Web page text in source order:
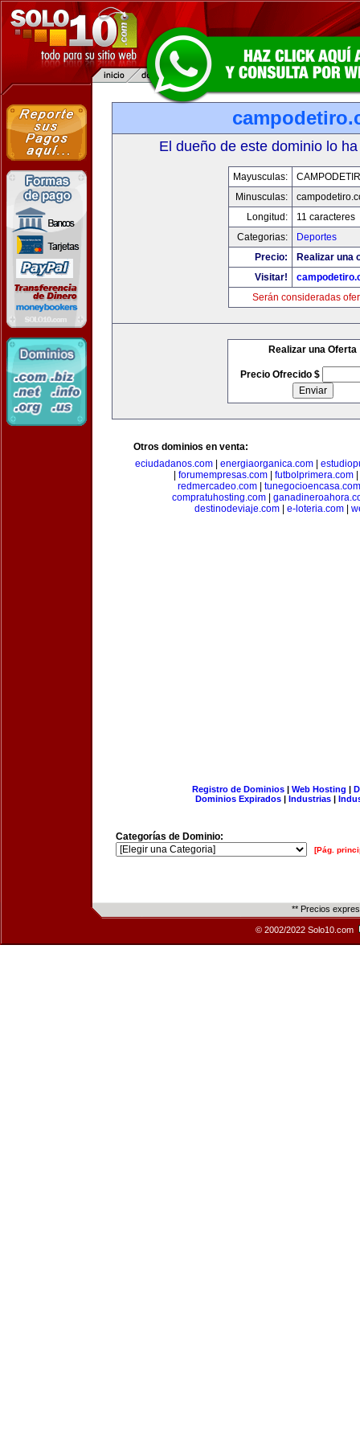
El dueño de este dominio lo
Mayusculas:
Minusculas:
Longitud:
11 caracteres
Categorias:
Deportes
Precio:
Realizar una
Visitar!
Serán consideradas
Realizar una Oferta
Precio Ofrecido $
Otros dominios en venta:
eciudadanos.com| energiaorganica.com|
forumempresas.com futbolprimera.com
redmercadeo.com| tunegocioencasa.com
compratuhosting.com|
destinodeviaje.com
e-loteria.com
Registro de Dominios| Web Hosting |
Dominios Expirados | Industrias |
Categorías de Dominio:
[Pág.
** Precios
© 2002/2022 Solo10.com